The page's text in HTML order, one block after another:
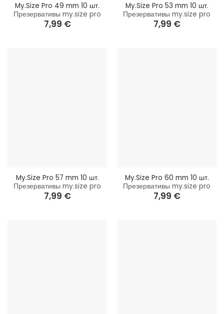
My.Size Pro 49 mm 10 шт.
Презервативы my.size pro
7,99 €
My.Size Pro 53 mm 10 шт.
Презервативы my.size pro
7,99 €
My.Size Pro 57 mm 10 шт.
Презервативы my.size pro
7,99 €
My.Size Pro 60 mm 10 шт.
Презервативы my.size pro
7,99 €